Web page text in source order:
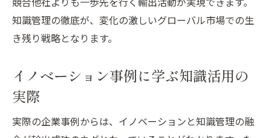
知識管理の徹底が、変化の激しいグローバル市場での生
き残り戦略となります。
イノベーション事例に学ぶ知識活用の
実際
実際の企業事例からは、イノベーションと知識管理の融